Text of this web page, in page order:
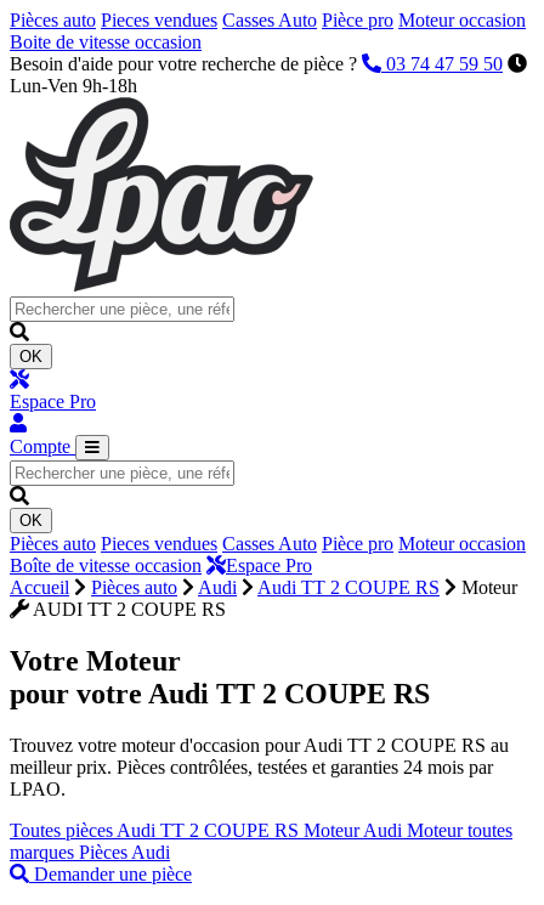
Pièces auto Pieces vendues Casses Auto Pièce pro Moteur occasion
Boite de vitesse occasion
Besoin d'aide pour votre recherche de pièce ?
03 74 47 59 50
Lun-Ven 9h-18h
OK
Espace Pro
Compte
OK
Pièces auto Pieces vendues Casses Auto Pièce pro Moteur occasion
Boîte de vitesse occasion
Espace Pro
Accueil
Pièces auto Audi Audi TT 2 COUPE RS
Moteur
AUDI TT 2 COUPE RS
Votre Moteur
pour votre Audi TT 2 COUPE RS
Trouvez votre moteur d'occasion pour Audi TT 2 COUPE RS au
meilleur prix. Pièces contrôlées, testées et garanties 24 mois par
LPAO.
Toutes pièces Audi TT 2 COUPE RS Moteur Audi Moteur toutes
marques Pièces Audi
Demander une pièce